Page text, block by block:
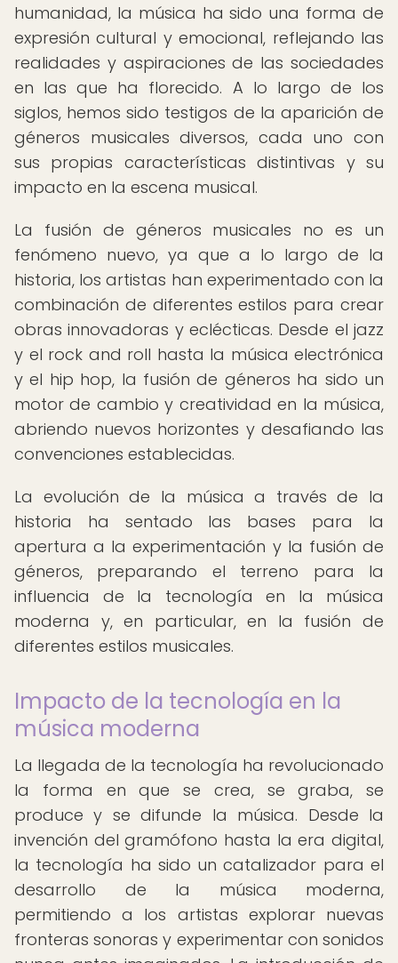
humanidad, la música ha sido una forma de
expresión cultural y emocional, reflejando las
realidades y aspiraciones de las sociedades
en las que ha florecido. A lo largo de los
siglos, hemos sido testigos de la aparición de
géneros musicales diversos, cada uno con
sus propias características distintivas y su
impacto en la escena musical.
La fusión de géneros musicales no es un
fenómeno nuevo, ya que a lo largo de la
historia, los artistas han experimentado con la
combinación de diferentes estilos para crear
obras innovadoras y eclécticas. Desde el jazz
y el rock and roll hasta la música electrónica
y el hip hop, la fusión de géneros ha sido un
motor de cambio y creatividad en la música,
abriendo nuevos horizontes y desafiando las
convenciones establecidas.
La evolución de la música a través de la
historia ha sentado las bases para la
apertura a la experimentación y la fusión de
géneros, preparando el terreno para la
influencia de la tecnología en la música
moderna y, en particular, en la fusión de
diferentes estilos musicales.
Impacto de la tecnología en la
música moderna
La llegada de la tecnología ha revolucionado
la forma en que se crea, se graba, se
produce y se difunde la música. Desde la
invención del gramófono hasta la era digital,
la tecnología ha sido un catalizador para el
desarrollo de la música moderna,
permitiendo a los artistas explorar nuevas
fronteras sonoras y experimentar con sonidos